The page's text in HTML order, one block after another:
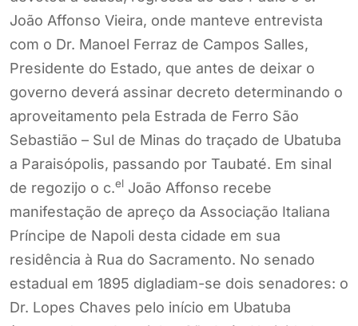
João Affonso Vieira, onde manteve entrevista
com o Dr. Manoel Ferraz de Campos Salles,
Presidente do Estado, que antes de deixar o
governo deverá assinar decreto determinando o
aproveitamento pela Estrada de Ferro São
Sebastião – Sul de Minas do traçado de Ubatuba
a Paraisópolis, passando por Taubaté. Em sinal
de regozijo o c.el João Affonso recebe
manifestação de apreço da Associação Italiana
Príncipe de Napoli desta cidade em sua
residência à Rua do Sacramento. No senado
estadual em 1895 digladiam-se dois senadores: o
Dr. Lopes Chaves pelo início em Ubatuba